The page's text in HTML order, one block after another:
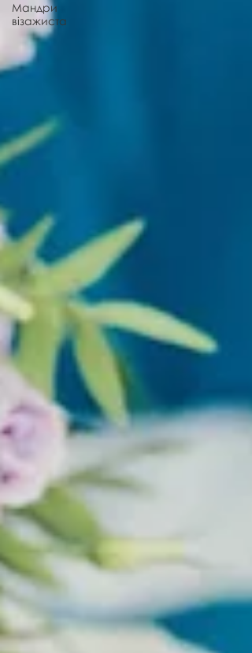
Мандри
візажиста